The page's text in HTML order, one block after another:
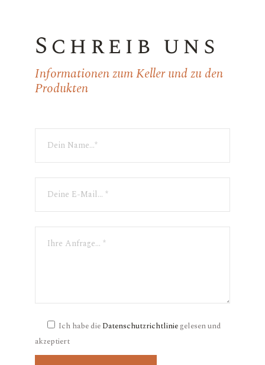
Schreib uns
Informationen zum Keller und zu den
Produkten
Ich habe die Datenschutzrichtlinie gelesen und
akzeptiert